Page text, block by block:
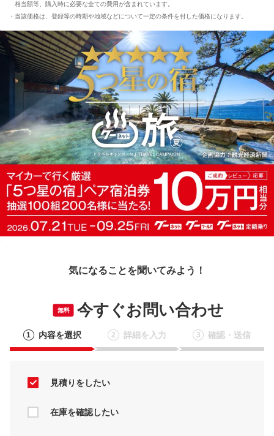
相当額等、購入時に必要な全ての費用が含まれています。
当該価格は、登録等の時期や地域などについて一定の条件を付した価格になります。
気になることを聞いてみよう！
無料 今すぐお問い合わせ
1 内容を選択 2 詳細を入力 3 確認・送信
見積りをしたい
在庫を確認したい